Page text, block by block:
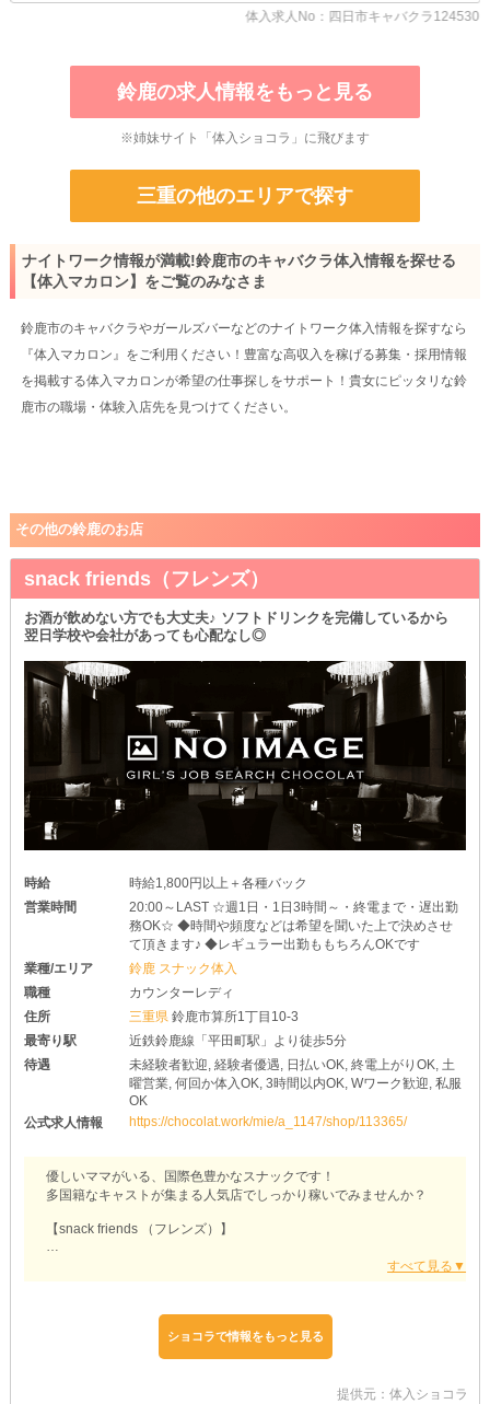
体入求人No：四日市キャバクラ124530
鈴鹿の求人情報をもっと見る
※姉妹サイト「体入ショコラ」に飛びます
三重の他のエリアで探す
ナイトワーク情報が満載!鈴鹿市のキャバクラ体入情報を探せる
【体入マカロン】をご覧のみなさま
鈴鹿市のキャバクラやガールズバーなどのナイトワーク体入情報を探すなら
『体入マカロン』をご利用ください！豊富な高収入を稼げる募集・採用情報
を掲載する体入マカロンが希望の仕事探しをサポート！貴女にピッタリな鈴
鹿市の職場・体験入店先を見つけてください。
その他の鈴鹿のお店
snack friends（フレンズ）
お酒が飲めない方でも大丈夫♪ ソフトドリンクを完備しているから
翌日学校や会社があっても心配なし◎
時給
時給1,800円以上＋各種バック
営業時間
20:00～LAST ☆週1日・1日3時間～・終電まで・遅出勤
務OK☆ ◆時間や頻度などは希望を聞いた上で決めさせ
て頂きます♪ ◆レギュラー出勤ももちろんOKです
業種/エリア
鈴鹿 スナック体入
職種
カウンターレディ
住所
三重県鈴鹿市算所1丁目10-3
最寄り駅
近鉄鈴鹿線「平田町駅」より徒歩5分
待遇
未経験者歓迎, 経験者優遇, 日払いOK, 終電上がりOK, 土
曜営業, 何回か体入OK, 3時間以内OK, Wワーク歓迎, 私服
OK
公式求人情報
https://chocolat.work/mie/a_1147/shop/113365/
優しいママがいる、国際色豊かなスナックです！
多国籍なキャストが集まる人気店でしっかり稼いでみませんか？
【snack friends （フレンズ）】
当店はあなたが今まで他店様で培ってきた経歴・実績に応じて、た
っぷり優遇してお迎えします♪
「気持ちを新たに別のお店で再スタートしたい…」
ショコラで情報をもっと見る
提供元：体入ショコラ